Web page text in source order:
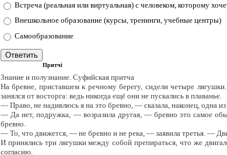
Встреча (реальная или виртуальная) с человеком, которому
Внешкольное образование (курсы, тренинги, учебные центры)
Самообразование
Притчі
Знание и полузнание. Суфийская притча
На бревне, приставшем к речному берегу, сидели четыре
занялся от восторга: ведь никогда ещё они не пускались в плаванье.
— Право, не надивлюсь я на это бревно, — сказала, наконец, одна
— Да нет, подружка, — возразила другая, — бревно это самое
бревно.
— То, что движется, — не бревно и не река, — заявила третья. —
И принялись три лягушки между собой препираться, что же
согласию.